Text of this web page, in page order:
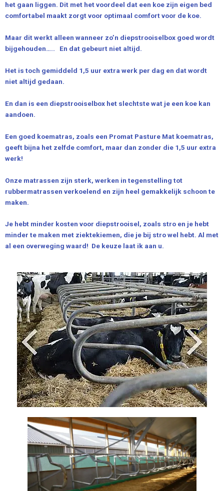
het gaan liggen. Dit met het voordeel dat een koe zijn eigen bed
comfortabel maakt zorgt voor optimaal comfort voor de koe.
Maar dit werkt alleen wanneer zo’n diepstrooiselbox goed wordt
bijgehouden….. En dat gebeurt niet altijd.
Het is toch gemiddeld 1,5 uur extra werk per dag en dat wordt
niet altijd gedaan.
En dan is een diepstrooiselbox het slechtste wat je een koe kan
aandoen.
Een goed koematras, zoals een Promat Pasture Mat koematras,
geeft bijna het zelfde comfort, maar dan zonder die 1,5 uur extra
werk!
Onze matrassen zijn sterk, werken in tegenstelling tot
rubbermatrassen verkoelend en zijn heel gemakkelijk schoon te
maken.
Je hebt minder kosten voor diepstrooisel, zoals stro en je hebt
minder te maken met ziektekiemen, die je bij stro wel hebt. Al met
al een overweging waard! De keuze laat ik aan u.